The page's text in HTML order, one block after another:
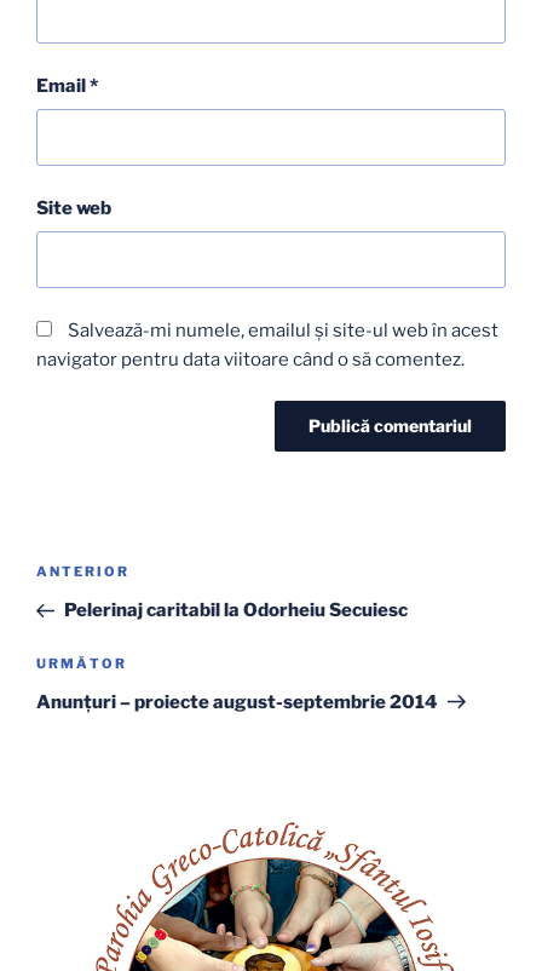
Email*
Site web
Salvează-mi numele, emailul și site-ul web în acest
navigator pentru data viitoare când o să comentez.
Navigare
articole
Articolul
anterior
ANTERIOR
Pelerinaj caritabil la Odorheiu Secuiesc
Articolul
următor
URMĂTOR
Anunţuri – proiecte august-septembrie 2014